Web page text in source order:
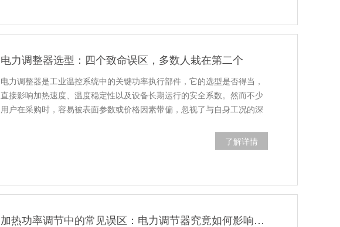
电力调整器选型：四个致命误区，多数人栽在第二个
电力调整器是工业温控系统中的关键功率执行部件，它的选型是否得当，
直接影响加热速度、温度稳定性以及设备长期运行的安全系数。然而不少
用户在采购时，容易被表面参数或价格因素带偏，忽视了与自身工况的深
了解详情
加热功率调节中的常见误区：电力调节器究竟如何影响温度？